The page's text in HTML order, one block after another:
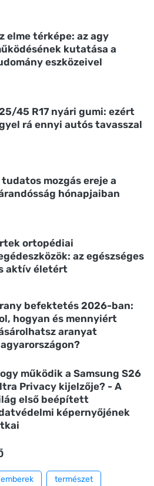
elme térképe: az agy
kutatása a
eszközeivel
45 R17 nyári gumi: ezért
rá ennyi autós tavasszal
tudatos mozgás ereje a
hónapjaiban
ortopédiai
az egészséges
aktív életért
befektetés 2026-ban:
hogyan és mennyiért
aranyat
működik a Samsung S26
Privacy kijelzője? - A
első beépített
képernyőjének
emberek természet